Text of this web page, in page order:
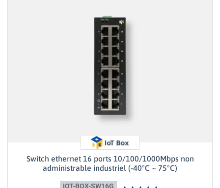
Switch ethernet 16 ports 10/100/1000Mbps non
administrable industriel (-40°C ~ 75°C)
IOT-BOX-SW16G